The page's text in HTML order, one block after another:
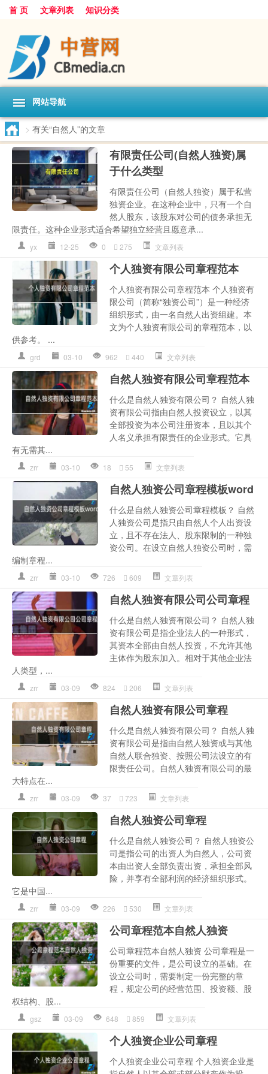
首 页 文章列表 知识分类
网站导航
> 有关“自然人”的文章
有限责任公司(自然人独资)属
于什么类型
有限责任公司（自然人独资）属于私营
独资企业。在这种企业中，只有一个自
然人股东，该股东对公司的债务承担无
限责任。这种企业形式适合希望独立经营且愿意承...
yx 12-25 0 275 文章列表
个人独资有限公司章程范本
个人独资有限公司章程范本 个人独资有
限公司（简称“独资公司”）是一种经济
组织形式，由一名自然人出资组建。本
文为个人独资有限公司的章程范本，以
供参考。 ...
grd 03-10 962 440 文章列表
自然人独资有限公司章程范本
什么是自然人独资有限公司？ 自然人独
资有限公司指由自然人投资设立，以其
全部投资为本公司注册资本，且以其个
人名义承担有限责任的企业形式。它具
有无需其...
zrr 03-10 18 55 文章列表
自然人独资公司章程模板word
什么是自然人独资公司章程模板？ 自然
人独资公司是指只由自然人个人出资设
立，且不存在法人、股东限制的一种独
资公司。在设立自然人独资公司时，需
编制章程...
zrr 03-10 726 609 文章列表
自然人独资有限公司公司章程
什么是自然人独资有限公司？ 自然人独
资有限公司是指企业法人的一种形式，
其资本全部由自然人投资，不允许其他
主体作为股东加入。相对于其他企业法
人类型，...
zrr 03-09 824 206 文章列表
自然人独资有限公司章程
什么是自然人独资有限公司？ 自然人独
资有限公司是指由自然人独资或与其他
自然人联合独资、按照公司法设立的有
限责任公司。自然人独资有限公司的最
大特点在...
zrr 03-09 37 723 文章列表
自然人独资公司章程
什么是自然人独资公司？ 自然人独资公
司是指公司的出资人为自然人，公司资
本由出资人全部负责出资，承担全部风
险，并享有全部利润的经济组织形式。
它是中国...
zrr 03-09 226 530 文章列表
公司章程范本自然人独资
公司章程范本自然人独资 公司章程是一
份重要的文件，是公司设立的基础。在
设立公司时，需要制定一份完整的章
程，规定公司的经营范围、投资额、股
权结构、股...
gsz 03-09 648 859 文章列表
个人独资企业公司章程
个人独资企业公司章程 个人独资企业是